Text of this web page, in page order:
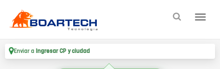
Enviar a Ingresar CP y ciudad